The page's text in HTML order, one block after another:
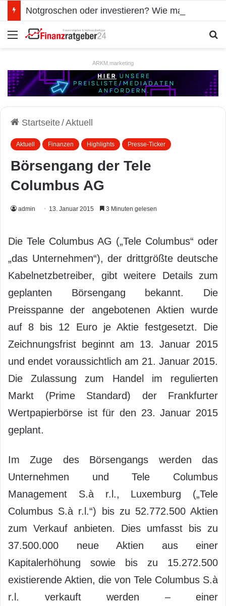
Menü
ARKM.marketing
Startseite/Aktuell
Aktuell Finanzen Highlights Presse-Ticker
Börsengang der Tele
Columbus AG
admin 13. Januar 2015 3 Minuten gelesen
Die Tele Columbus AG („Tele Columbus“ oder
„das Unternehmen“), der drittgrößte deutsche
Kabelnetzbetreiber, gibt weitere Details zum
geplanten Börsengang bekannt. Die
Preisspanne der angebotenen Aktien wurde
auf 8 bis 12 Euro je Aktie festgesetzt. Die
Zeichnungsfrist beginnt am 13. Januar 2015
und endet voraussichtlich am 21. Januar 2015.
Die Zulassung zum Handel im regulierten
Markt (Prime Standard) der Frankfurter
Wertpapierbörse ist für den 23. Januar 2015
geplant.
Im Zuge des Börsengangs werden das
Unternehmen und Tele Columbus
Management S.à r.l., Luxemburg („Tele
Columbus S.à r.l.“) bis zu 52.772.500 Aktien
zum Verkauf anbieten. Dies umfasst bis zu
37.500.000 neue Aktien aus einer
Kapitalerhöhung sowie bis zu 15.272.500
existierende Aktien, die von Tele Columbus S.à
r.l. verkauft werden – einer